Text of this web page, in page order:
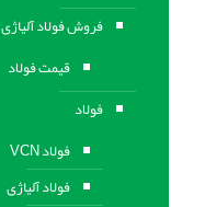
فروش فولاد آلیاژی
قیمت فولاد
فولاد
فولاد VCN
فولاد آلیاژی